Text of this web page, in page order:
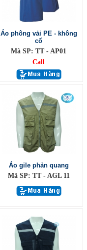
Áo phông vải PE - không
cổ
Mã SP: TT - AP01
Call
Áo gile phản quang
Mã SP: TT - AGL 11